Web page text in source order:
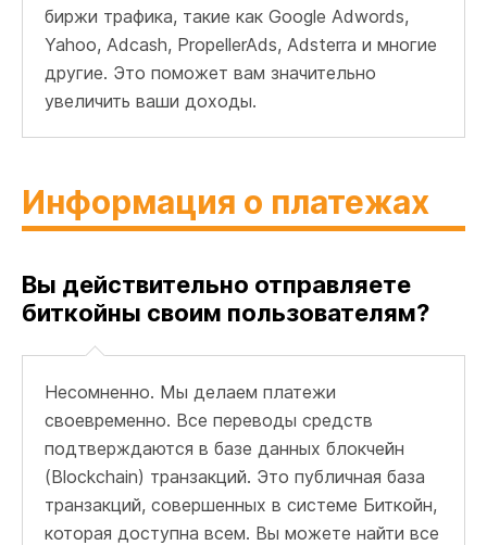
биржи трафика, такие как Google Adwords,
Yahoo, Adcash, PropellerAds, Adsterra и многие
другие. Это поможет вам значительно
увеличить ваши доходы.
Информация о платежах
Вы действительно отправляете
биткойны своим пользователям?
Несомненно. Мы делаем платежи
своевременно. Все переводы средств
подтверждаются в базе данных блокчейн
(Blockchain) транзакций. Это публичная база
транзакций, совершенных в системе Биткойн,
которая доступна всем. Вы можете найти все